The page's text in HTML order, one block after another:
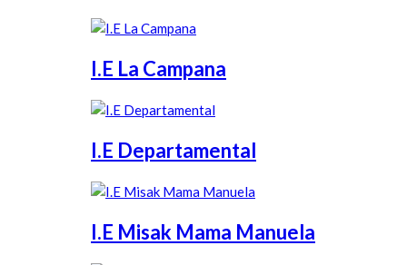
I.E La Campana
I.E Departamental
I.E Misak Mama Manuela